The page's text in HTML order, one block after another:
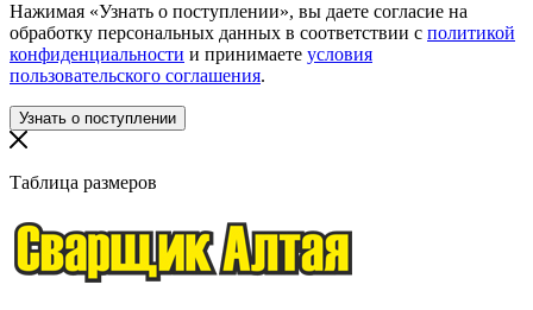
Нажимая «Узнать о поступлении», вы даете согласие на
обработку персональных данных в соответствии с политикой
конфиденциальности и принимаете условия
пользовательского соглашения.
Таблица размеров